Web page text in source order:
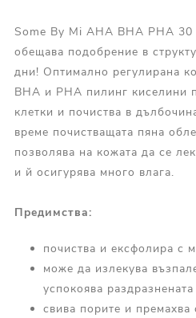
Some By Mi AHA BHA PHA 30
обещава подобрение в
дни! Оптимално регулирана
BHA и PHA пилинг киселини
клетки и почиства в
време почистващата пяна
позволява на кожата да се
и й осигурява много влага.
Предимства:
почиства и ексфолира с
може да излекува
успокоява
свива порите и премахва